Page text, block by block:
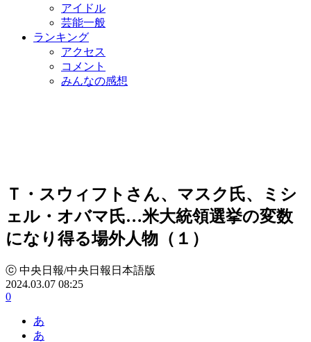
アイドル
芸能一般
ランキング
アクセス
コメント
みんなの感想
Ｔ・スウィフトさん、マスク氏、ミシ
ェル・オバマ氏…米大統領選挙の変数
になり得る場外人物（１）
ⓒ 中央日報/中央日報日本語版
2024.03.07 08:25
0
あ
あ